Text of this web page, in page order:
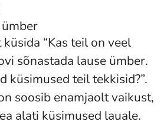
“Kas teil on veel
sõnastada lause ümber.
küsimused teil tekkisid?”.
soosib enamjaolt vaikust,
alati küsimused lauale.